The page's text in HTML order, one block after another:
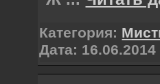
Категория:
Дата: 16.06.2014